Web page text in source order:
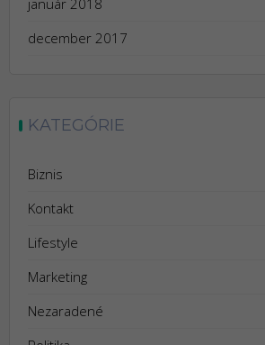
december 2017
KATEGÓRIE
Biznis
Kontakt
Lifestyle
Marketing
Nezaradené